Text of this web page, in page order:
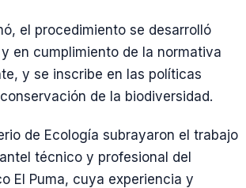
el procedimiento se desarrolló
en cumplimiento de la normativa
y se inscribe en las políticas
de la biodiversidad.
de Ecología subrayaron el trabajo
técnico y profesional del
El Puma, cuya experiencia y